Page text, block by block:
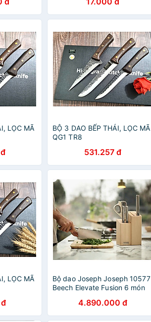
LỌC MÃ
BỘ 3 DAO BẾP THÁI, LỌC MÃ
QG1 TR8
531.257 đ
LỌC MÃ
Bộ dao Joseph Joseph 10577
Beech Elevate Fusion 6 món
4.890.000 đ